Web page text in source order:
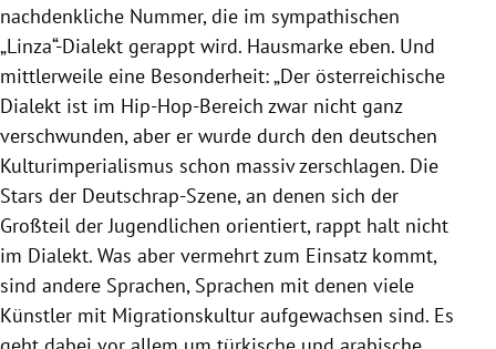
nachdenkliche Nummer, die im sympathischen
„Linza“-Dialekt gerappt wird. Hausmarke eben. Und
mittlerweile eine Besonderheit: „Der österreichische
Dialekt ist im Hip-Hop-Bereich zwar nicht ganz
verschwunden, aber er wurde durch den deutschen
Kulturimperialismus schon massiv zerschlagen. Die
Stars der Deutschrap-Szene, an denen sich der
Großteil der Jugendlichen orientiert, rappt halt nicht
im Dialekt. Was aber vermehrt zum Einsatz kommt,
sind andere Sprachen, Sprachen mit denen viele
Künstler mit Migrationskultur aufgewachsen sind. Es